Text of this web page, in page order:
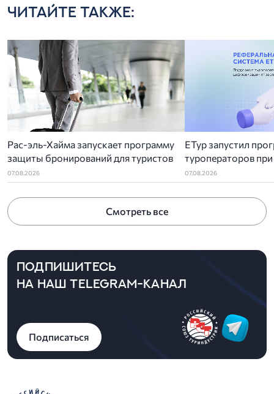
ЧИТАЙТЕ ТАКЖЕ:
Рас-эль-Хайма запускает программу
защиты бронирований для туристов
07.08.2026
ЕТур запустил
туроператоров
ГИС ЭП
07.08.2026
Смотреть все
ПОДПИШИТЕСЬ
НА НАШ TELEGRAM-КАНАЛ
Подписаться